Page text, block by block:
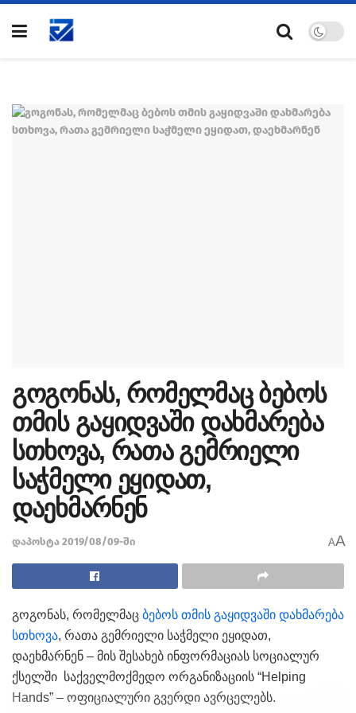
გოგონას, რომელმაც ბებოს
თმის გაყიდვაში დახმარება
სთხოვა, რათა გემრიელი
საჭმელი ეყიდათ,
დაეხმარნენ
დაპოსტა 2019/08/09-ში AA
გოგონას, რომელმაც ბებოს თმის გაყიდვაში დახმარება
სთხოვა, რათა გემრიელი საჭმელი ეყიდათ,
დაეხმარნენ – მის შესახებ ინფორმაციას სოციალურ
ქსელში საქველმოქმედო ორგანიზაციის “Helping
Hands” – ოფიციალური გვერდი ავრცელებს.